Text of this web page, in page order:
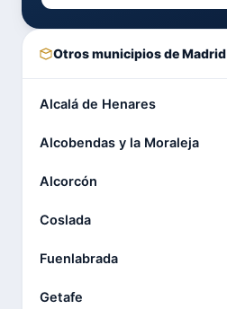
Otros municipios de Madrid
Alcalá de Henares
Alcobendas y la Moraleja
Alcorcón
Coslada
Fuenlabrada
Getafe